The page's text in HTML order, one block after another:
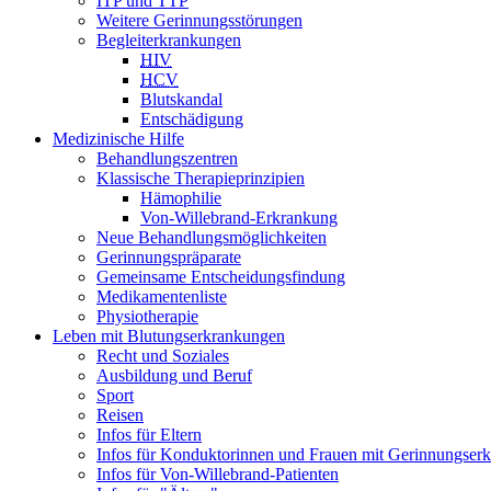
Weitere Gerinnungsstörungen
Begleiterkrankungen
HIV
HCV
Blutskandal
Entschädigung
Medizinische Hilfe
Behandlungszentren
Klassische Therapieprinzipien
Hämophilie
Von-Willebrand-Erkrankung
Neue Behandlungsmöglichkeiten
Gerinnungspräparate
Gemeinsame Entscheidungsfindung
Medikamentenliste
Physiotherapie
Leben mit Blutungserkrankungen
Recht und Soziales
Ausbildung und Beruf
Sport
Reisen
Infos für Eltern
Infos für Konduktorinnen und Frauen mit
Infos für Von-Willebrand-Patienten